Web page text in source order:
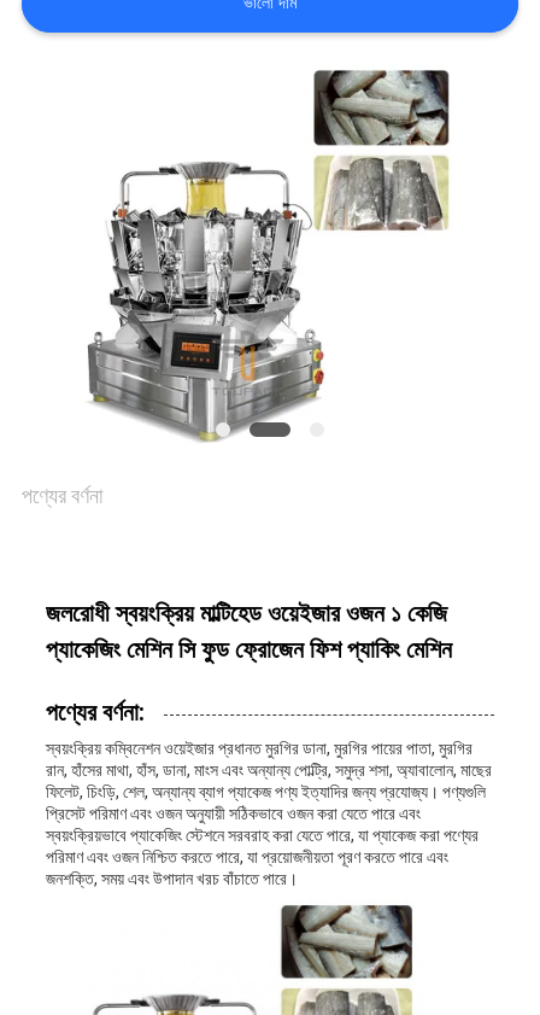
খবর
পণ্যের বর্ণনা
জলরোধী স্বয়ংক্রিয় মাল্টিহেড ওয়েইজার ওজন ১ কেজি
প্যাকেজিং মেশিন সি ফুড ফ্রোজেন ফিশ প্যাকিং মেশিন
পণ্যের বর্ণনা:
স্বয়ংক্রিয় কম্বিনেশন ওয়েইজার প্রধানত মুরগির ডানা, মুরগির পায়ের পাতা, মুরগির
রান, হাঁসের মাথা, হাঁস, ডানা, মাংস এবং অন্যান্য পোল্ট্রি, সমুদ্র শসা, অ্যাবালোন, মাছের
ফিলেট, চিংড়ি, শেল, অন্যান্য ব্যাগ প্যাকেজ পণ্য ইত্যাদির জন্য প্রযোজ্য। পণ্যগুলি
প্রিসেট পরিমাণ এবং ওজন অনুযায়ী সঠিকভাবে ওজন করা যেতে পারে এবং
স্বয়ংক্রিয়ভাবে প্যাকেজিং স্টেশনে সরবরাহ করা যেতে পারে, যা প্যাকেজ করা পণ্যের
পরিমাণ এবং ওজন নিশ্চিত করতে পারে, যা প্রয়োজনীয়তা পূরণ করতে পারে এবং
জনশক্তি, সময় এবং উপাদান খরচ বাঁচাতে পারে।